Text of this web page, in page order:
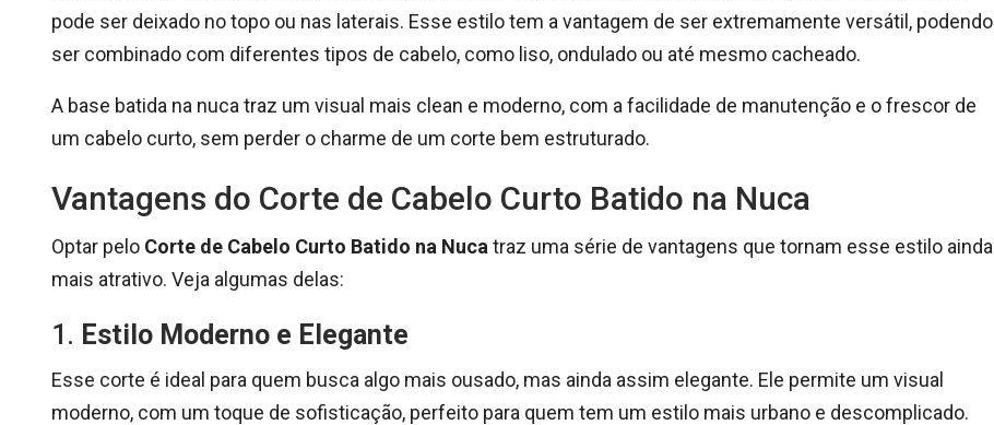
pode ser deixado no topo ou nas laterais. Esse estilo tem a vantagem de ser extremamente versátil, podendo
ser combinado com diferentes tipos de cabelo, como liso, ondulado ou até mesmo cacheado.
A base batida na nuca traz um visual mais clean e moderno, com a facilidade de manutenção e o frescor de
um cabelo curto, sem perder o charme de um corte bem estruturado.
Vantagens do Corte de Cabelo Curto Batido na Nuca
Optar pelo Corte de Cabelo Curto Batido na Nuca traz uma série de vantagens que tornam esse estilo ainda
mais atrativo. Veja algumas delas:
1. Estilo Moderno e Elegante
Esse corte é ideal para quem busca algo mais ousado, mas ainda assim elegante. Ele permite um visual
moderno, com um toque de sofisticação, perfeito para quem tem um estilo mais urbano e descomplicado.